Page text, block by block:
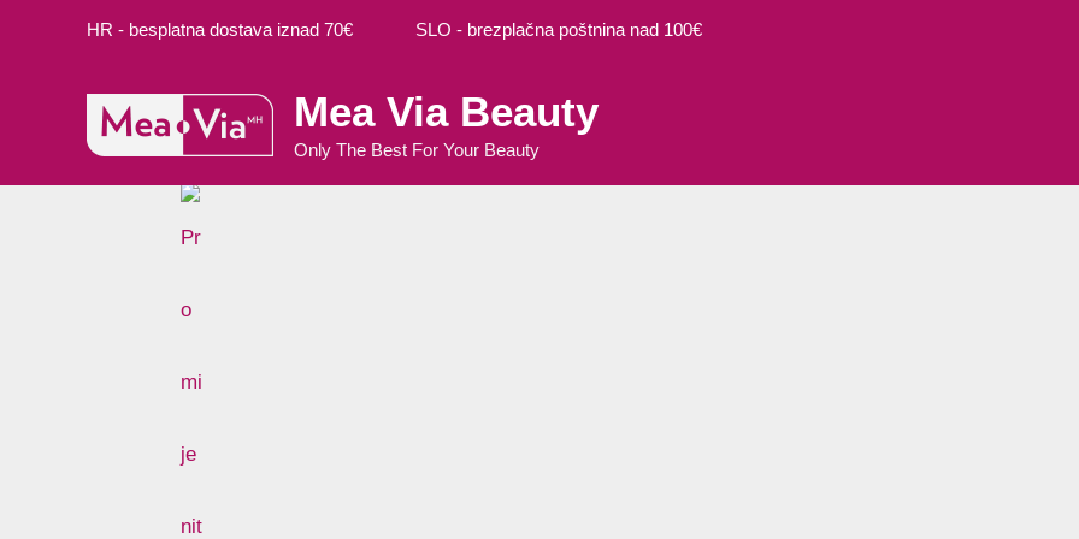
HR - besplatna dostava iznad 70€ SLO - brezplačna poštnina nad 100€
Mea Via Beauty
Only The Best For Your Beauty